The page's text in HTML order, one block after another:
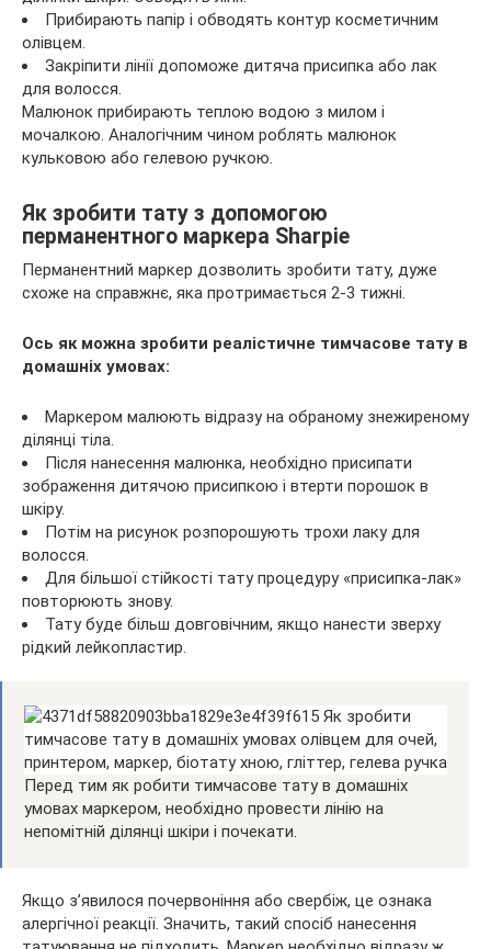
Прибирають папір і обводять контур косметичним
олівцем.
Закріпити лінії допоможе дитяча присипка або лак
для волосся.
Малюнок прибирають теплою водою з милом і
мочалкою. Аналогічним чином роблять малюнок
кульковою або гелевою ручкою.
Як зробити тату з допомогою
перманентного маркера Sharpie
Перманентний маркер дозволить зробити тату, дуже
схоже на справжнє, яка протримається 2-3 тижні.
Ось як можна зробити реалістичне тимчасове тату в
домашніх умовах:
Маркером малюють відразу на обраному знежиреному
ділянці тіла.
Після нанесення малюнка, необхідно присипати
зображення дитячою присипкою і втерти порошок в
шкіру.
Потім на рисунок розпорошують трохи лаку для
волосся.
Для більшої стійкості тату процедуру «присипка-лак»
повторюють знову.
Тату буде більш довговічним, якщо нанести зверху
рідкий лейкопластир.
Перед тим як робити тимчасове тату в домашніх
умовах маркером, необхідно провести лінію на
непомітній ділянці шкіри і почекати.
Якщо з’явилося почервоніння або свербіж, це ознака
алергічної реакції. Значить, такий спосіб нанесення